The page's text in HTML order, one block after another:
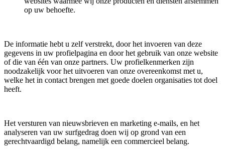
op uw behoefte.
De informatie hebt u zelf verstrekt, door het invoeren van deze
gegevens in uw profielpagina en door het gebruik van onze website
of die van één van onze partners. Uw profielkenmerken zijn
noodzakelijk voor het uitvoeren van onze overeenkomst met u,
welke het in contact brengen met goede doelen organisaties tot doel
heeft.
Het versturen van nieuwsbrieven en marketing e-mails, en het
analyseren van uw surfgedrag doen wij op grond van een
gerechtvaardigd belang, namelijk een commercieel belang.